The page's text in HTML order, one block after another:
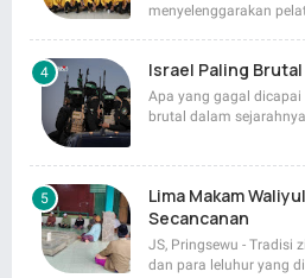
menyelenggarakan
Israel Paling
Apa yang gagal
brutal dalam
Lima Makam
Secancanan
JS, Pringsewu - Tradisi
dan para leluhur yang